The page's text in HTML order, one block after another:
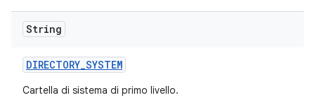
String
DIRECTORY_SYSTEM
Cartella di sistema di primo livello.